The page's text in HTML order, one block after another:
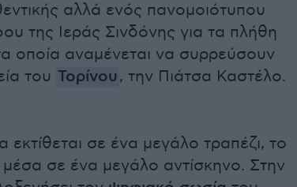
αλλά ενός πανομοιότυπου
της Ιεράς Σινδόνης για τα πλήθη
οποία αναμένεται να συρρεύσουν
του Τορίνου, την Πιάτσα Καστέλο.
σε ένα μεγάλο τραπέζι, το
μέσα σε ένα μεγάλο αντίσκηνο. Στην